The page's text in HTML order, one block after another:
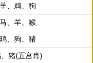
、鸡、狗
、羊、猴
、狗、猪
猪(五宫肖)